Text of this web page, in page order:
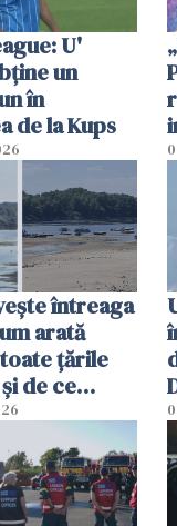
U'
un
în
de la Kups
întreaga
arată
țările
de ce
a plouat